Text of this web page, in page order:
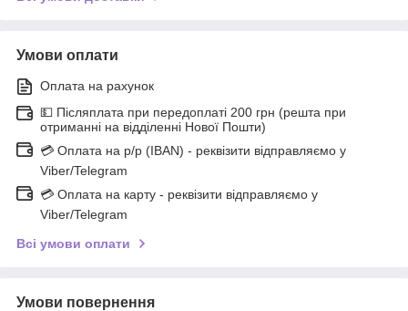
Умови оплати
Оплата на рахунок
💵 Післяплата при передоплаті 200 грн (решта при
отриманні на відділенні Нової Пошти)
💳 Оплата на р/р (IBAN) - реквізити відправляємо у
Viber/Telegram
💳 Оплата на карту - реквізити відправляємо у
Viber/Telegram
Всі умови оплати
Умови повернення